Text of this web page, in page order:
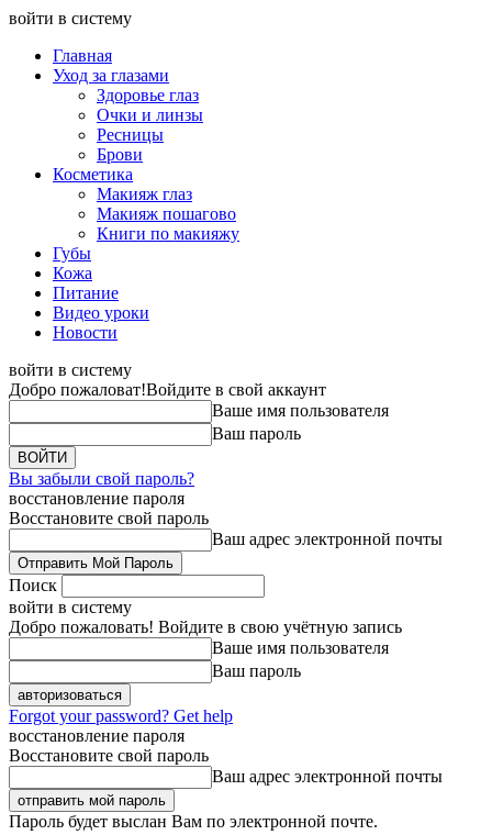
войти в систему
Главная
Уход за глазами
Здоровье глаз
Очки и линзы
Ресницы
Брови
Косметика
Макияж глаз
Макияж пошагово
Книги по макияжу
Губы
Кожа
Питание
Видео уроки
Новости
войти в систему
Добро пожаловат!Войдите в свой аккаунт
Ваше имя пользователя
Ваш пароль
Вы забыли свой пароль?
восстановление пароля
Восстановите свой пароль
Ваш адрес электронной почты
Поиск
войти в систему
Добро пожаловать! Войдите в свою учётную запись
Ваше имя пользователя
Ваш пароль
Forgot your password? Get help
восстановление пароля
Восстановите свой пароль
Ваш адрес электронной почты
Пароль будет выслан Вам по электронной почте.